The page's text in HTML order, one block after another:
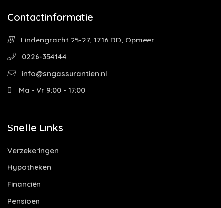
Contactinformatie
Lindengracht 25-27, 1716 DD, Opmeer
0226-354144
info@sngassurantien.nl
Ma - Vr 9:00 - 17:00
Snelle Links
Verzekeringen
Hypotheken
Financiën
Pensioen